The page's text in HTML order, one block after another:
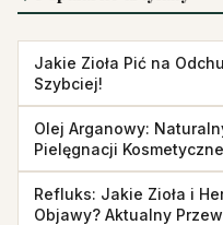
Jakie Zioła Pić na
Szybciej!
Olej Arganowy:
Pielęgnacji
Refluks: Jakie Zioła i
Objawy? Aktualny